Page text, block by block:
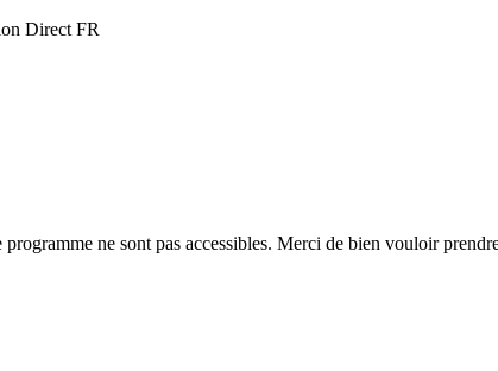
Direct FR
ne sont pas accessibles. Merci de bien vouloir